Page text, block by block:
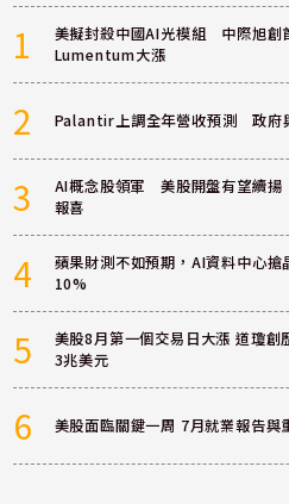
1
美擬封殺中國AI光模組 中際旭
Lumentum大漲
2 Palantir上調全年營收預測 政府
3
AI概念股領軍 美股開盤有望續
報喜
4
蘋果財測不如預期，AI資料中心
10%
5
美股8月第一個交易日大漲 道瓊
3兆美元
6 美股面臨關鍵一周 7月就業報告與